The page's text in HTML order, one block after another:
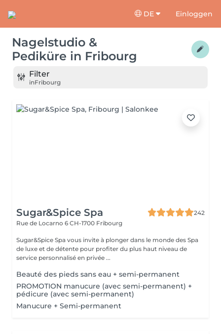
DE Einloggen
Nagelstudio &
Pediküre in Fribourg
Filter
inFribourg
Sugar&Spice Spa
242
Rue de Locarno 6 CH-1700 Fribourg
Sugar&Spice Spa vous invite à plonger dans le monde des Spa
de luxe et de détente pour profiter du plus haut niveau de
service personnalisé en privée ...
Beauté des pieds sans eau + semi-permanent
PROMOTION manucure (avec semi-permanent) +
pédicure (avec semi-permanent)
Manucure + Semi-permanent